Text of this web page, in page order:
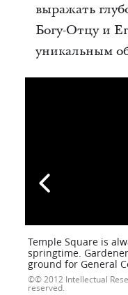
выражать
Богу-Отцу и
уникальным
Temple Square is
springtime.
ground for General
© 2012 Intellectual
reserved.